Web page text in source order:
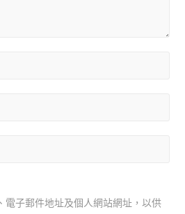
電子郵件地址及個人網站網址，以供